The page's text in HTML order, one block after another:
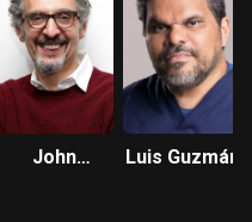
John
Luis Guzmán